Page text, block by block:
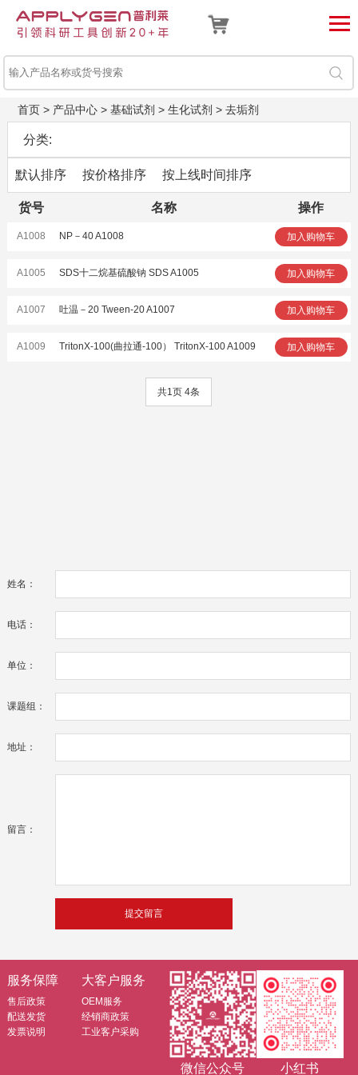
首页> 产品中心> 基础试剂 > 生化试剂 > 去垢剂
分类:
默认排序 按价格排序 按上线时间排序
货号 名称 操作
A1008 NP－40 A1008 加入购物车
A1005 SDS十二烷基硫酸钠 SDS A1005 加入购物车
A1007 吐温－20 Tween-20 A1007 加入购物车
A1009 TritonX-100(曲拉通-100） TritonX-100 A1009 加入购物车
共1页 4条
姓名：
电话：
单位：
课题组：
地址：
留言：
服务保障
售后政策
配送发货
发票说明
大客户服务
OEM服务
经销商政策
工业客户采购
微信公众号 小红书